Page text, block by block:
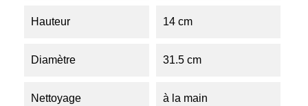
Hauteur 14 cm
Diamètre 31.5 cm
Nettoyage à la main